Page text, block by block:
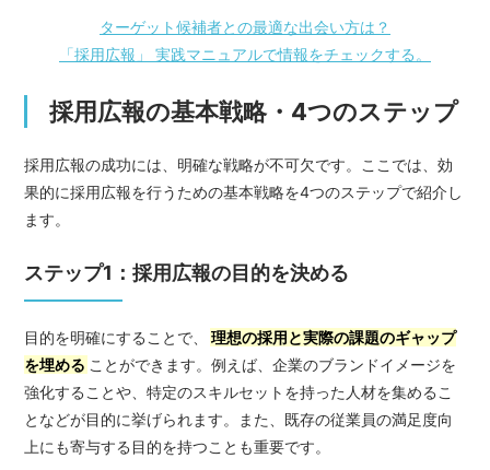
ターゲット候補者との最適な出会い方は？
「採用広報」 実践マニュアルで情報をチェックする。
採用広報の基本戦略・4つのステップ
採用広報の成功には、明確な戦略が不可欠です。ここでは、効
果的に採用広報を行うための基本戦略を4つのステップで紹介し
ます。
ステップ1：採用広報の目的を決める
目的を明確にすることで、
理想の採用と実際の課題のギャップ
を埋める ことができます。例えば、企業のブランドイメージを
強化することや、特定のスキルセットを持った人材を集めるこ
となどが目的に挙げられます。また、既存の従業員の満足度向
上にも寄与する目的を持つことも重要です。